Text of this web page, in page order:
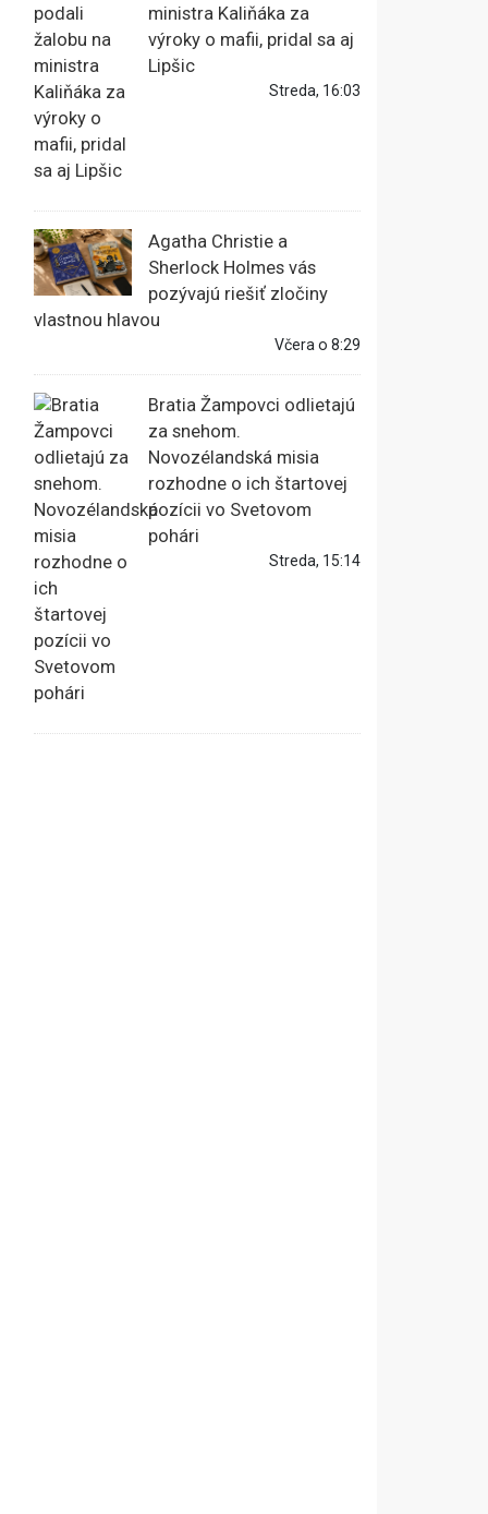
ministra Kaliňáka za
výroky o mafii, pridal sa aj
Lipšic
Streda, 16:03
Agatha Christie a
Sherlock Holmes vás
pozývajú riešiť zločiny
vlastnou hlavou
Včera o 8:29
Bratia Žampovci odlietajú
za snehom.
Novozélandská misia
rozhodne o ich štartovej
pozícii vo Svetovom
pohári
Streda, 15:14